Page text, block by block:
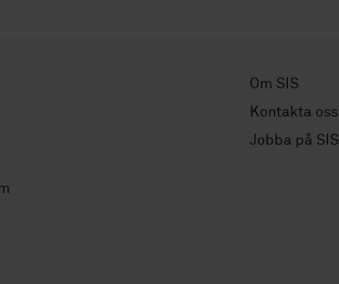
Om SIS
Kontakta oss
Jobba på SIS